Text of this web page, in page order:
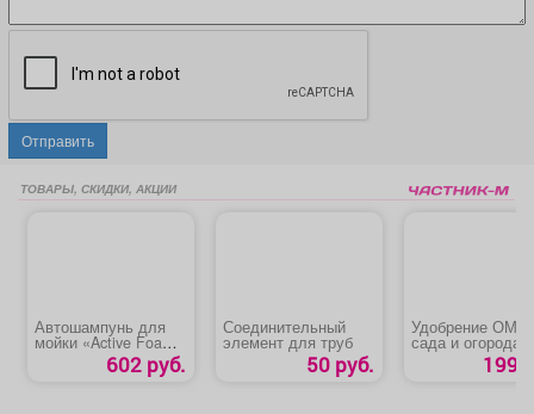
Отправить
ТОВАРЫ, СКИДКИ, АКЦИИ
Автошампунь для
мойки «Active Foam
PF-10 OPTIMUM
602 руб.
Соединительный
элемент для труб
50 руб.
Удобрение ОМУ
сада и огорода
«Универсал»
199